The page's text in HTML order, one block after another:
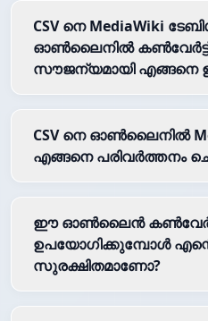
CSV നെ MediaWiki
ഓൺലൈനിൽ
സൗജന്യമായി എങ്ങനെ
CSV നെ ഓൺലൈനിൽ
എങ്ങനെ പരിവർത്തനം
ഈ ഓൺലൈൻ
ഉപയോഗിക്കുമ്പോൾ
സുരക്ഷിതമാണോ?